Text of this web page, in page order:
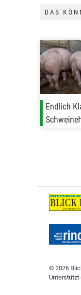
DAS
Endlich
© 2026
Unterstützt